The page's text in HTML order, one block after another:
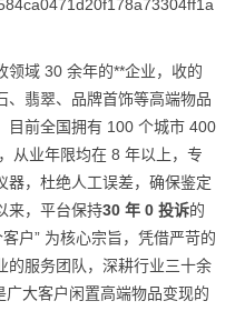
领域 30 余年的**企业，收的
、翡翠、品牌首饰等高端物品
目前全国拥有 100 个城市 400
从业年限均在 8 年以上，专
器，杜绝人工误差，确保鉴定
来，平台保持30 年 0 投诉的
户” 为核心宗旨，凭借严苛的
的服务团队，深耕行业三十余
大客户闲置高端物品变现的